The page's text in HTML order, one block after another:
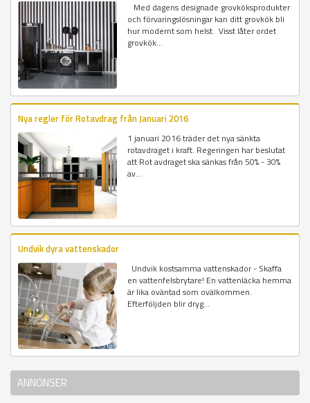
Med dagens designade grovköksprodukter
och förvaringslösningar kan ditt grovkök bli
hur modernt som helst. Visst låter ordet
grovkök...
Nya regler för Rotavdrag från Januari 2016
1 januari 2016 träder det nya sänkta
rotavdraget i kraft. Regeringen har beslutat
att Rot avdraget ska sänkas från 50% - 30%
av...
Undvik dyra vattenskador
Undvik kostsamma vattenskador - Skaffa
en vattenfelsbrytare! En vattenläcka hemma
är lika oväntad som ovälkommen.
Efterföljden blir dryg...
ANNONSER